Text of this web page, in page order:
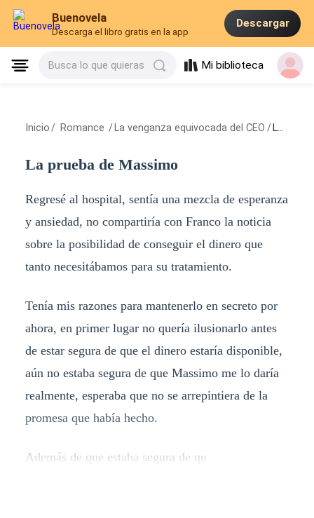
Buenovela
Descarga el libro gratis en la app
Descargar
Busca lo que quieras Mi biblioteca
Inicio / Romance / La venganza equivocada del CEO / La prueba de Massimo
La prueba de Massimo
Regresé al hospital, sentía una mezcla de esperanza
y ansiedad, no compartiría con Franco la noticia
sobre la posibilidad de conseguir el dinero que
tanto necesitábamos para su tratamiento.
Tenía mis razones para mantenerlo en secreto por
ahora, en primer lugar no quería ilusionarlo antes
de estar segura de que el dinero estaría disponible,
aún no estaba segura de que Massimo me lo daría
realmente, esperaba que no se arrepintiera de la
promesa que había hecho.
Además de que estaba segura de qu